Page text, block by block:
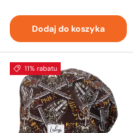
Dodaj do koszyka
11% rabatu